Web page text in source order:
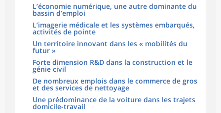
L’économie numérique, une autre dominante du
bassin d’emploi
L’imagerie médicale et les systèmes embarqués,
activités de pointe
Un territoire innovant dans les « mobilités du
futur »
Forte dimension R&D dans la construction et le
génie civil
De nombreux emplois dans le commerce de gros
et des services de nettoyage
Une prédominance de la voiture dans les trajets
domicile-travail